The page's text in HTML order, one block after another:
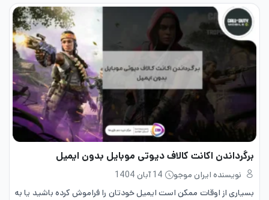
برگرداندن اکانت کالاف دیوتی موبایل بدون ایمیل
نویسنده ایران موجو
14 آبان 1404
بسیاری از اوقات ممکن است ایمیل خودتان را فراموش کرده باشید یا به